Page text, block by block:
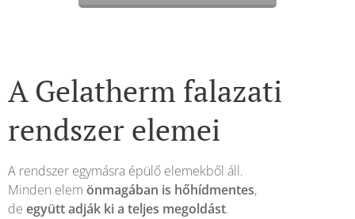
A Gelatherm falazati
rendszer elemei
A rendszer egymásra épülő elemekből áll.
Minden elem önmagában is hőhídmentes,
de együtt adják ki a teljes megoldást.